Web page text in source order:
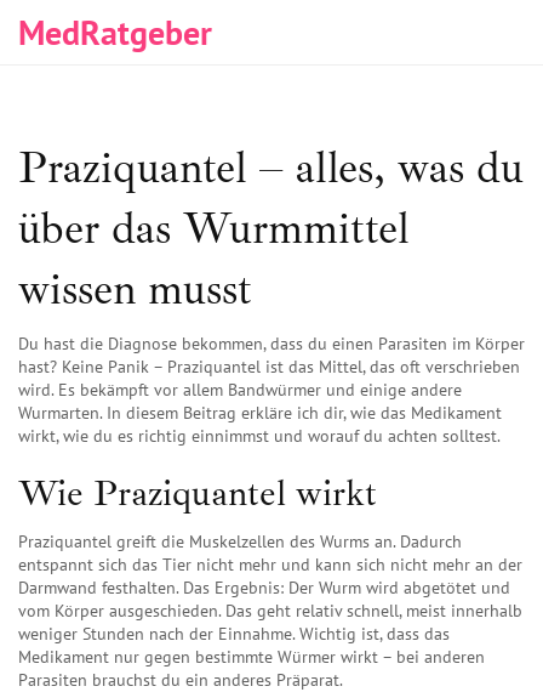
MedRatgeber
Praziquantel – alles, was du
über das Wurmmittel
wissen musst
Du hast die Diagnose bekommen, dass du einen Parasiten im Körper
hast? Keine Panik – Praziquantel ist das Mittel, das oft verschrieben
wird. Es bekämpft vor allem Bandwürmer und einige andere
Wurmarten. In diesem Beitrag erkläre ich dir, wie das Medikament
wirkt, wie du es richtig einnimmst und worauf du achten solltest.
Wie Praziquantel wirkt
Praziquantel greift die Muskelzellen des Wurms an. Dadurch
entspannt sich das Tier nicht mehr und kann sich nicht mehr an der
Darmwand festhalten. Das Ergebnis: Der Wurm wird abgetötet und
vom Körper ausgeschieden. Das geht relativ schnell, meist innerhalb
weniger Stunden nach der Einnahme. Wichtig ist, dass das
Medikament nur gegen bestimmte Würmer wirkt – bei anderen
Parasiten brauchst du ein anderes Präparat.